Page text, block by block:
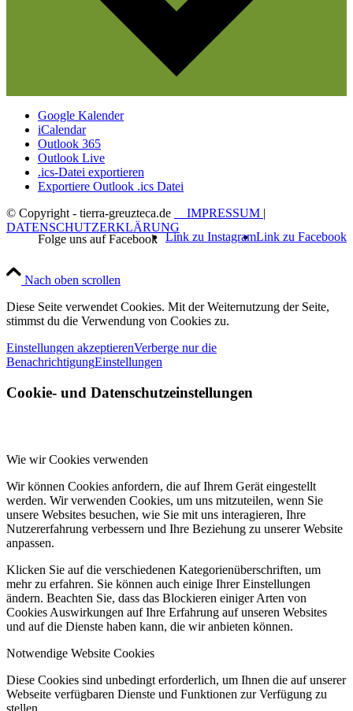
Google Kalender
iCalendar
Outlook 365
Outlook Live
.ics-Datei exportieren
Exportiere Outlook .ics Datei
© Copyright - tierra-greuzteca.de
IMPRESSUM |
DATENSCHUTZERKLÄRUNG
Link zu Facebook
Link zu Instagram
Nach oben scrollen
Diese Seite verwendet Cookies. Mit der Weiternutzung der Seite,
stimmst du die Verwendung von Cookies zu.
Einstellungen akzeptierenVerberge nur die
BenachrichtigungEinstellungen
Cookie- und Datenschutzeinstellungen
Wie wir Cookies verwenden
Wir können Cookies anfordern, die auf Ihrem Gerät eingestellt
werden. Wir verwenden Cookies, um uns mitzuteilen, wenn Sie
unsere Websites besuchen, wie Sie mit uns interagieren, Ihre
Nutzererfahrung verbessern und Ihre Beziehung zu unserer Website
anpassen.
Klicken Sie auf die verschiedenen Kategorienüberschriften, um
mehr zu erfahren. Sie können auch einige Ihrer Einstellungen
ändern. Beachten Sie, dass das Blockieren einiger Arten von
Cookies Auswirkungen auf Ihre Erfahrung auf unseren Websites
und auf die Dienste haben kann, die wir anbieten können.
Notwendige Website Cookies
Diese Cookies sind unbedingt erforderlich, um Ihnen die auf unserer
Webseite verfügbaren Dienste und Funktionen zur Verfügung zu
stellen.